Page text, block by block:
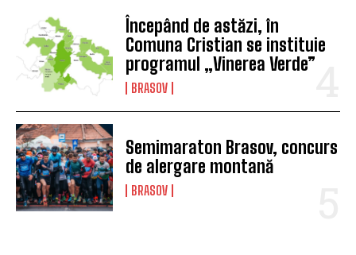
Începând de astăzi, în
Comuna Cristian se instituie
programul „Vinerea Verde”
BRASOV
Semimaraton Brasov, concurs
de alergare montană
BRASOV